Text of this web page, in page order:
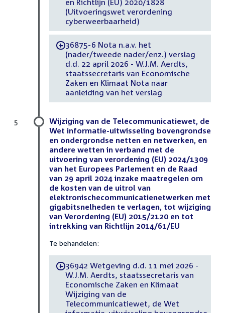
en Richtlijn (EU) 2020/1828
(Uitvoeringswet verordening
cyberweerbaarheid)
-36875-6 Nota n.a.v. het
(nader/tweede nader/enz.) verslag
d.d. 22 april 2026 - W.J.M. Aerdts,
staatssecretaris van Economische
Zaken en Klimaat Nota naar
aanleiding van het verslag
Wijziging van de Telecommunicatiewet, de
Wet informatie-uitwisseling bovengrondse
en ondergrondse netten en netwerken, en
andere wetten in verband met de
uitvoering van verordening (EU) 2024/1309
van het Europees Parlement en de Raad
van 29 april 2024 inzake maatregelen om
de kosten van de uitrol van
elektronischecommunicatienetwerken met
gigabitsnelheden te verlagen, tot wijziging
van Verordening (EU) 2015/2120 en tot
intrekking van Richtlijn 2014/61/EU
Te behandelen:
-36942 Wetgeving d.d. 11 mei 2026 -
W.J.M. Aerdts, staatssecretaris van
Economische Zaken en Klimaat
Wijziging van de
Telecommunicatiewet, de Wet
5